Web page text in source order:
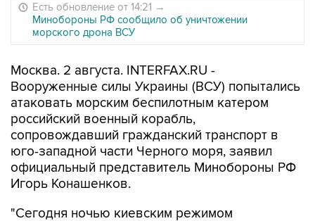
Есть обновление от 14:21 →
Минобороны РФ сообщило об уничтожении
морского дрона ВСУ
Москва. 2 августа. INTERFAX.RU -
Вооруженные силы Украины (ВСУ) попытались
атаковать морским беспилотным катером
российский военный корабль,
сопровождавший гражданский транспорт в
юго-западной части Черного моря, заявил
официальный представитель Минобороны РФ
Игорь Конашенков.
"Сегодня ночью киевским режимом